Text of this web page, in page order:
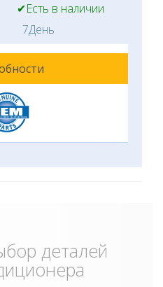
✔Есть в наличии
7День
деталей